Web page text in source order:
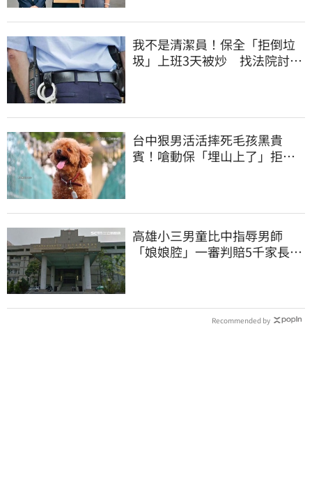
我不是清潔員！保全「拒倒垃
圾」上班3天被炒 找法院討公
台中狠男活活摔死毛孩黑貴
賓！嗆動保「埋山上了」拒交
高雄小三男童比中指辱男師
「娘娘腔」一審判賠5千家長不
Recommended by